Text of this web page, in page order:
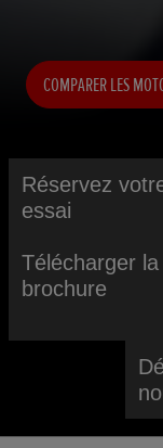
COMPARER LES
Réservez
essai
Télécharger la
brochure